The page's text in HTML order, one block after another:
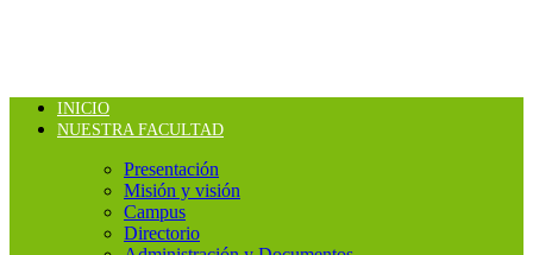
INICIO
NUESTRA FACULTAD
Presentación
Misión y visión
Campus
Directorio